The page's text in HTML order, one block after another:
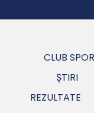
CLUB
ȘTIRI
REZULTATE